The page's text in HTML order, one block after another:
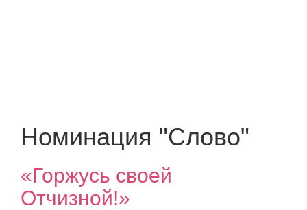
Номинация "Слово"
«Горжусь своей
Отчизной!»